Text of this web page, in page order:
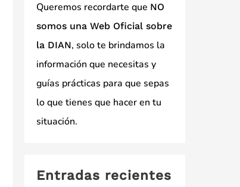
Queremos recordarte que NO
somos una Web Oficial sobre
la DIAN, solo te brindamos la
información que necesitas y
guías prácticas para que sepas
lo que tienes que hacer en tu
situación.
Entradas recientes